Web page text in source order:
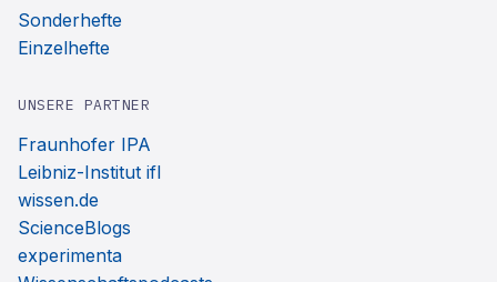
Sonderhefte
Einzelhefte
UNSERE PARTNER
Fraunhofer IPA
Leibniz-Institut ifl
wissen.de
ScienceBlogs
experimenta